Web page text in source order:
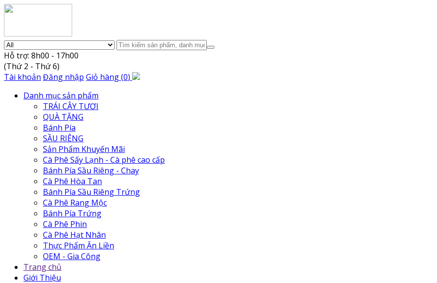
Hỗ trợ: 8h00 - 17h00
(Thứ 2 - Thứ 6)
Tài khoản Đăng nhập Giỏ hàng(0)
Danh mục sản phẩm
TRÁI CÂY TƯƠI
QUÀ TẶNG
Bánh Pía
SẦU RIÊNG
Sản Phẩm Khuyến Mãi
Cà Phê Sấy Lạnh - Cà phê cao cấp
Bánh Pía Sầu Riêng - Chay
Cà Phê Hòa Tan
Bánh Pía Sầu Riêng Trứng
Cà Phê Rang Mộc
Bánh Pía Trứng
Cà Phê Phin
Cà Phê Hạt Nhân
Thực Phẩm Ăn Liền
OEM - Gia Công
Trang chủ
Giới Thiệu